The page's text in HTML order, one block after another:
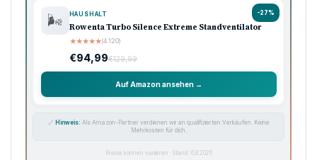
-27%
🌬️ HAUSHALT
Rowenta Turbo Silence Extreme Standventilator
★★★★★(4.120)
€94,99€129,99
Auf Amazon ansehen →
🔗 Hinweis: Als Amazon-Partner verdienen wir an qualifizierten Verkäufen. Keine
Mehrkosten für dich.
Preise können variieren · Stand: 6.8.2026